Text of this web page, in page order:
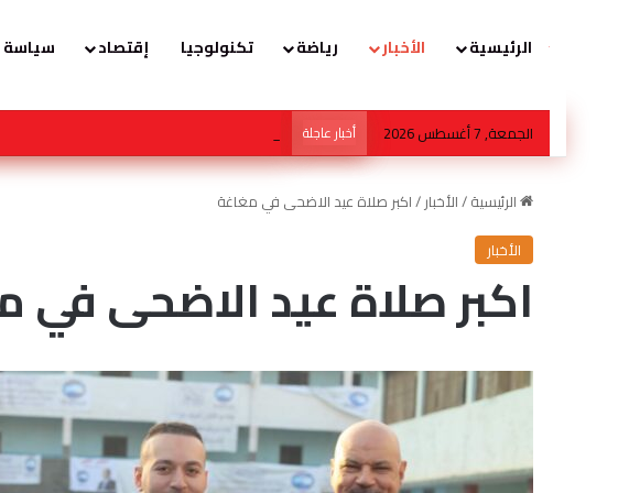
الرئيسية الأخبار رياضة تكنولوجيا إقتصاد سياسة
الجمعة, 7 أغسطس 2026 أخبار عاجلة هل ينجح الزواج باختلاف الجنسيات… أم أن
الرئيسية/الأخبار/اكبر صلاة عيد الاضحى في مغاغة
الأخبار
اكبر صلاة عيد الاضحى في